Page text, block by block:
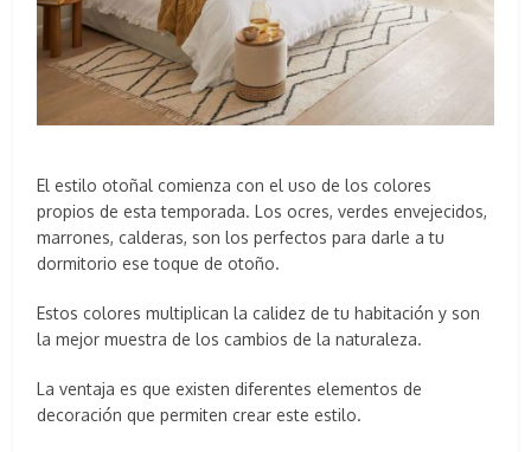
El estilo otoñal comienza con el uso de los colores
propios de esta temporada. Los ocres, verdes envejecidos,
marrones, calderas, son los perfectos para darle a tu
dormitorio ese toque de otoño.
Estos colores multiplican la calidez de tu habitación y son
la mejor muestra de los cambios de la naturaleza.
La ventaja es que existen diferentes elementos de
decoración que permiten crear este estilo.